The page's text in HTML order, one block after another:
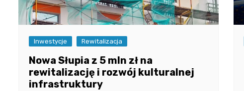
Inwestycje Rewitalizacja
Nowa Słupia z 5 mln zł na
rewitalizację i rozwój kulturalnej
infrastruktury